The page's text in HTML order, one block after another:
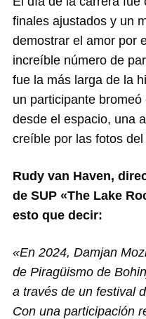
finales ajustados y un
demostrar el amor por
increíble número de
fue la más larga de la
un participante
desde el espacio, una
creíble por las fotos del
Rudy van Haven,
de SUP «The Lake
esto que decir:
«En 2024, Damjan
de Piragüismo de
a través de un festival
Con una participación